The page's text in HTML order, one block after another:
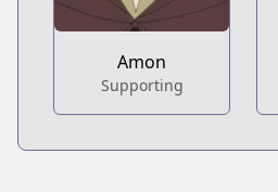
Amon
Supporting